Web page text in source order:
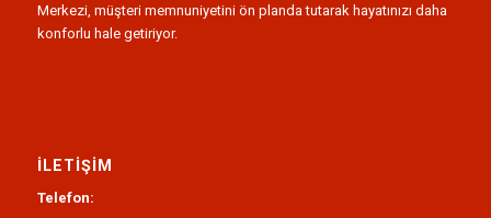
Merkezi, müşteri memnuniyetini ön planda tutarak hayatınızı daha
konforlu hale getiriyor.
İLETIŞIM
Telefon: